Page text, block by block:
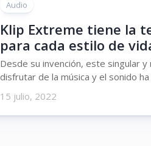
Audio
Klip Extreme tiene la
para cada estilo de
Desde su invención, este singular
disfrutar de la música y el sonido ha
15 julio, 2022